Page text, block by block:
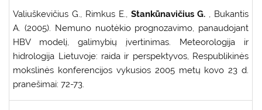
Valiuškevičius G., Rimkus E., Stankūnavičius G. , Bukantis
A. (2005). Nemuno nuotėkio prognozavimo, panaudojant
HBV modelį, galimybių įvertinimas. Meteorologija ir
hidrologija Lietuvoje: raida ir perspektyvos, Respublikinės
mokslinės konferencijos vykusios 2005 metų kovo 23 d.
pranešimai: 72-73.